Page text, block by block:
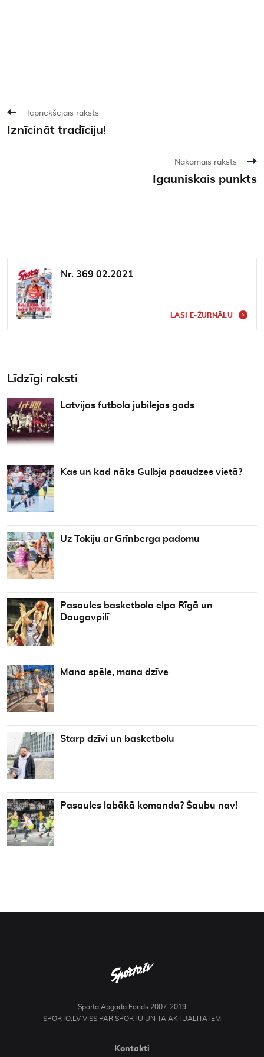
Iepriekšējais raksts
Iznīcināt tradīciju!
Nākamais raksts
Igauniskais punkts
Nr. 369 02.2021
LASI E-ŽURNĀLU
Līdzīgi raksti
Latvijas futbola jubilejas gads
Kas un kad nāks Gulbja paaudzes vietā?
Uz Tokiju ar Grīnberga padomu
Pasaules basketbola elpa Rīgā un
Daugavpilī
Mana spēle, mana dzīve
Starp dzīvi un basketbolu
Pasaules labākā komanda? Šaubu nav!
Sporta Apgāda Fonds 2007-2019
SPORTO.LV VISS PAR SPORTU UN TĀ AKTUALITĀTĒM
Kontakti